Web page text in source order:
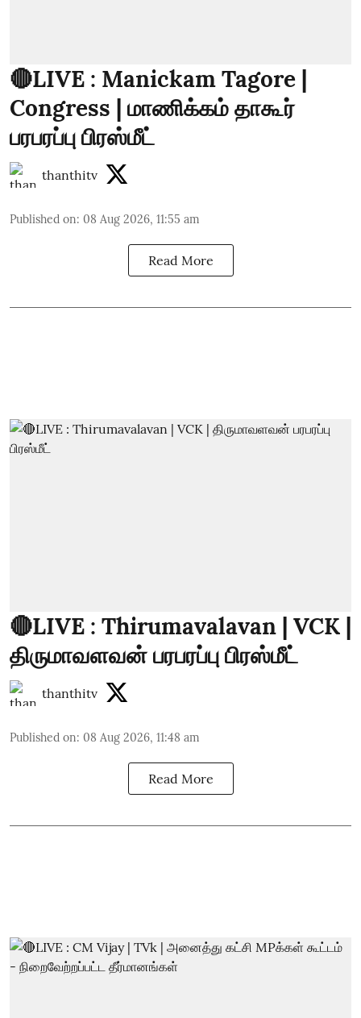
🔴LIVE : Manickam Tagore |
Congress | மாணிக்கம் தாகூர்
பரபரப்பு பிரஸ்மீட்
thanthitv
Published on: 08 Aug 2026, 11:55 am
Read More
🔴LIVE : Thirumavalavan | VCK |
திருமாவளவன் பரபரப்பு பிரஸ்மீட்
thanthitv
Published on: 08 Aug 2026, 11:48 am
Read More